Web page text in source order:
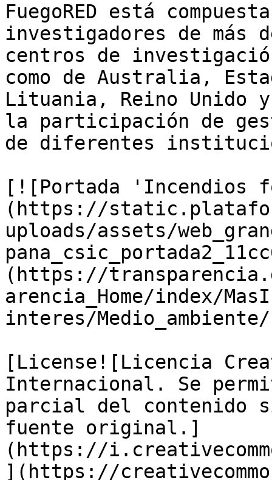
FuegoRED está
investigadores de más
centros de
como de Australia,
Lituania, Reino Unido
la participación de
de diferentes
[![Portada 'Incendios
(https://
uploads/assets/
(https://
arencia_Home/index/
interes/
[License![Licencia
Internacional. Se
parcial del contenido
fuente original.]
(https://
](https://